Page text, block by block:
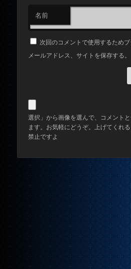
名前
次回のコメントで使用するためブ
メールアドレス、サイトを保存する。
選択」から画像を選んで、コメント
ます。お気軽にどうぞ。上げてくれ
禁止ですよ